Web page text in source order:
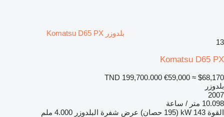
بلدوزر Komatsu D65 PX
13
Komatsu D65 PX
TND 199,700.000 €59,000 ≈ $68,170
بلدوزر
2007
10.098 متر / ساعة
القوة 143 kW (195 حصان) عرض شفرة البلدوزر 4.000 ملم